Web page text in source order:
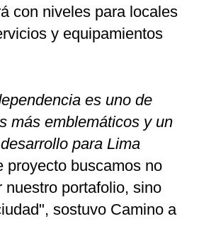
con niveles para locales
y equipamientos
es uno de
más emblemáticos y un
para Lima
proyecto buscamos no
nuestro portafolio, sino
sostuvo Camino a